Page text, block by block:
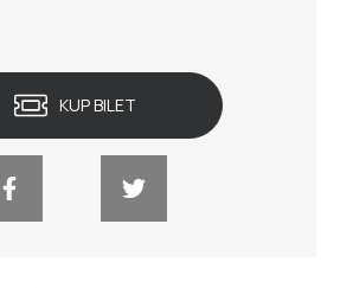
KUP BILET